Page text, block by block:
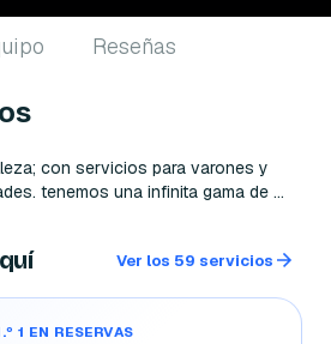
Reseñas
con servicios para varones y
tenemos una infinita gama de
sea completa.
Ver los 59 servicios
1 EN RESERVAS